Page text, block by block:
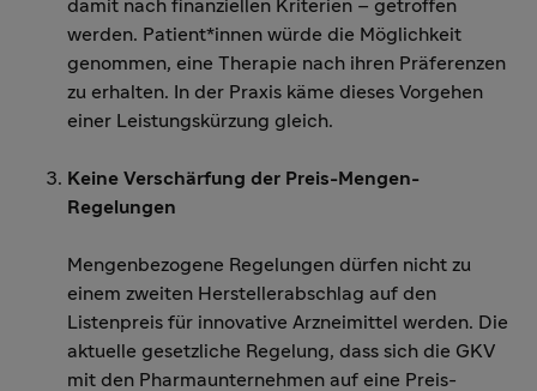
damit nach finanziellen Kriterien – getroffen
werden. Patient*innen würde die Möglichkeit
genommen, eine Therapie nach ihren Präferenzen
zu erhalten. In der Praxis käme dieses Vorgehen
einer Leistungskürzung gleich.
Keine Verschärfung der Preis-Mengen-
Regelungen
Mengenbezogene Regelungen dürfen nicht zu
einem zweiten Herstellerabschlag auf den
Listenpreis für innovative Arzneimittel werden. Die
aktuelle gesetzliche Regelung, dass sich die GKV
mit den Pharmaunternehmen auf eine Preis-